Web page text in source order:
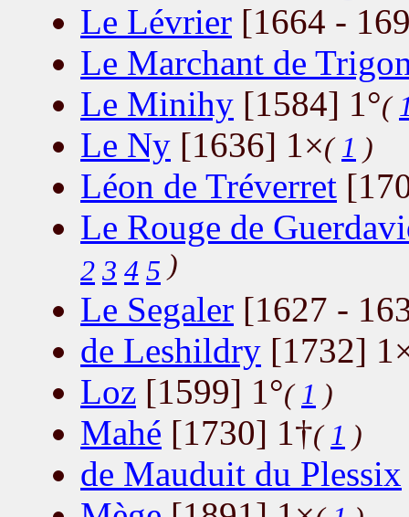
Le Lévrier [1664 -
Le Marchant de
Le Minihy [1584] 1°(
Le Ny [1636] 1×( 1 )
Léon de Tréverret
Le Rouge de
2 3 4 5 )
Le Segaler [1627 -
de Leshildry [1732]
Loz [1599] 1°( 1 )
Mahé [1730] 1†( 1 )
de Mauduit du Plessix